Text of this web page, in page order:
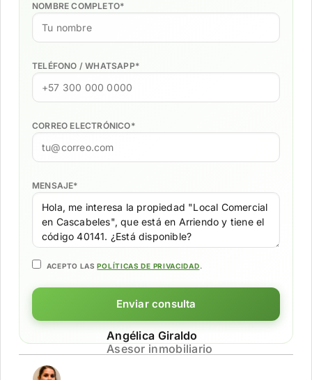
NOMBRE COMPLETO*
TELÉFONO / WHATSAPP*
CORREO ELECTRÓNICO*
MENSAJE*
ACEPTO LASPOLÍTICAS DE PRIVACIDAD.
Enviar consulta
Angélica Giraldo
Asesor inmobiliario